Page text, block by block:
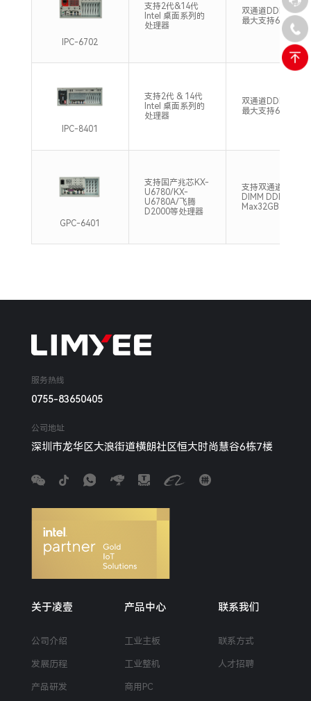
IPC-6702
支持2代&14代
Intel 桌面系列的
处理器
双通道DDR3/4，
最大支持64GB
IPC-8401
支持2代 & 14代
Intel 桌面系列的
处理器
双通道DDR3/4，
最大支持64GB
GPC-6401
支持国产兆芯KX-
U6780/KX-
U6780A/飞腾
D2000等处理器
支持双通道U-
DIMM DDR4
Max32GB
服务热线
0755-83650405
公司地址
深圳市龙华区大浪街道横朗社区恒大时尚慧谷6栋7楼
关于凌壹
公司介绍
发展历程
产品研发
产品中心
工业主板
工业整机
商用PC
联系我们
联系方式
人才招聘